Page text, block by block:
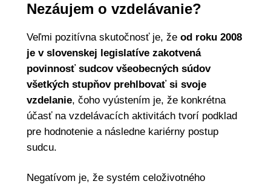
Nezáujem o vzdelávanie?
Veľmi pozitívna skutočnosť je, že od roku 2008
je v slovenskej legislatíve zakotvená
povinnosť sudcov všeobecných súdov
všetkých stupňov prehlbovať si svoje
vzdelanie, čoho vyústením je, že konkrétna
účasť na vzdelávacích aktivitách tvorí podklad
pre hodnotenie a následne kariérny postup
sudcu.
Negatívom je, že systém celoživotného